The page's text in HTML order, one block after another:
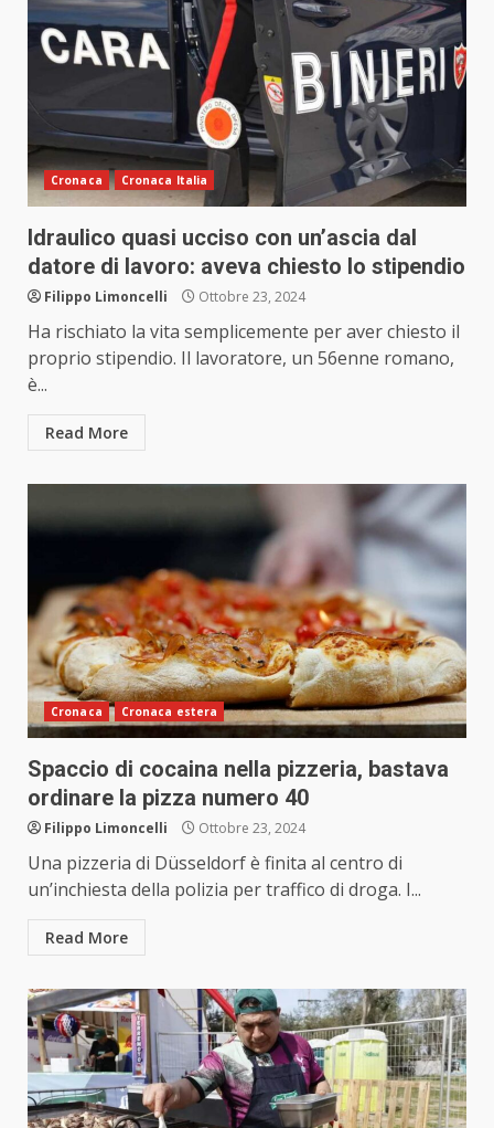
Cronaca Cronaca Italia
Idraulico quasi ucciso con un’ascia dal
datore di lavoro: aveva chiesto lo stipendio
Filippo Limoncelli Ottobre 23, 2024
Ha rischiato la vita semplicemente per aver chiesto il
proprio stipendio. Il lavoratore, un 56enne romano,
è...
Read More
Cronaca Cronaca estera
Spaccio di cocaina nella pizzeria, bastava
ordinare la pizza numero 40
Filippo Limoncelli Ottobre 23, 2024
Una pizzeria di Düsseldorf è finita al centro di
un’inchiesta della polizia per traffico di droga. I...
Read More